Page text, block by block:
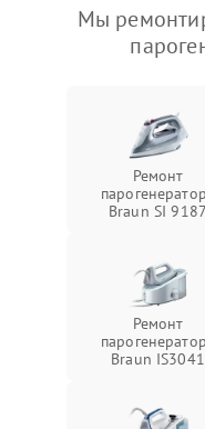
Мы
Ремонт
Braun SI 9187
Ремонт
Braun IS3041